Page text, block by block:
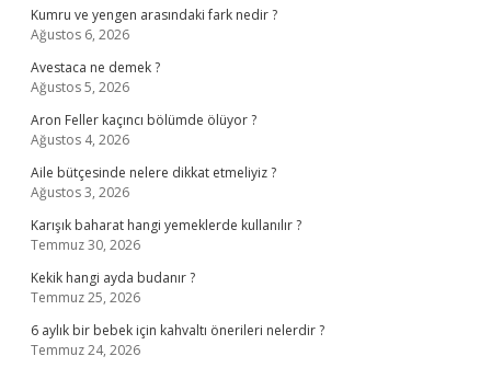
Kumru ve yengen arasındaki fark nedir ?
Ağustos 6, 2026
Avestaca ne demek ?
Ağustos 5, 2026
Aron Feller kaçıncı bölümde ölüyor ?
Ağustos 4, 2026
Aile bütçesinde nelere dikkat etmeliyiz ?
Ağustos 3, 2026
Karışık baharat hangi yemeklerde kullanılır ?
Temmuz 30, 2026
Kekik hangi ayda budanır ?
Temmuz 25, 2026
6 aylık bir bebek için kahvaltı önerileri nelerdir ?
Temmuz 24, 2026